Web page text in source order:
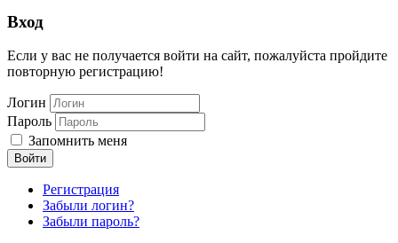
Вход
Если у вас не получается войти на сайт, пожалуйста пройдите
повторную регистрацию!
Логин
Пароль
Запомнить меня
Войти
Регистрация
Забыли логин?
Забыли пароль?